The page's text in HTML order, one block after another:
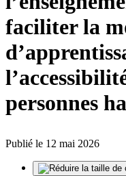
faciliter la
personnes
Publié le 12 mai 2026